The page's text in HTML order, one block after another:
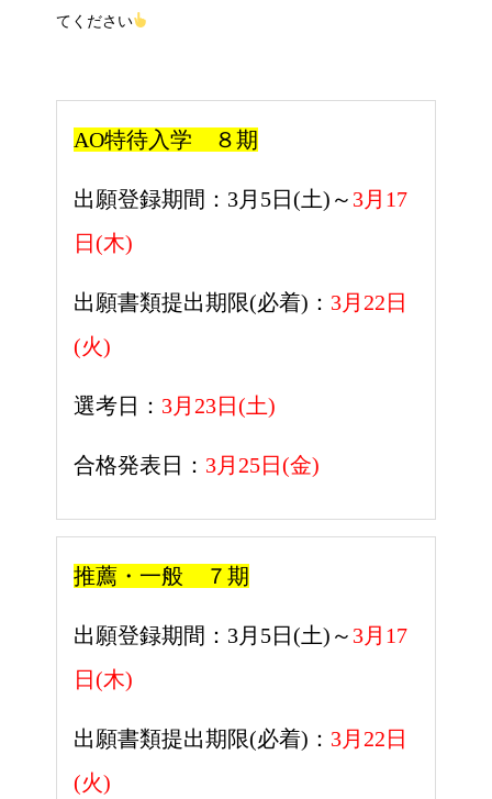
てください
AO特待入学 ８期
出願登録期間：3月5日(土)～ 3月17
日(木)
出願書類提出期限(必着)： 3月22日
(火)
選考日： 3月23日(土)
合格発表日： 3月25日(金)
推薦・一般 ７ 期
出願登録期間：3月5日(土)～ 3月17
日(木)
出願書類提出期限(必着)： 3月22日
(火)